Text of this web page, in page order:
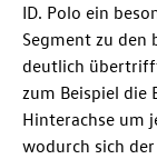
ID. Polo ein
Segment zu den
deutlich
zum Beispiel die
Hinterachse um
wodurch sich